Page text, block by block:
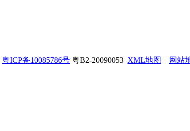
粤ICP备10085786号 粤B2-20090053 XML地图 网站